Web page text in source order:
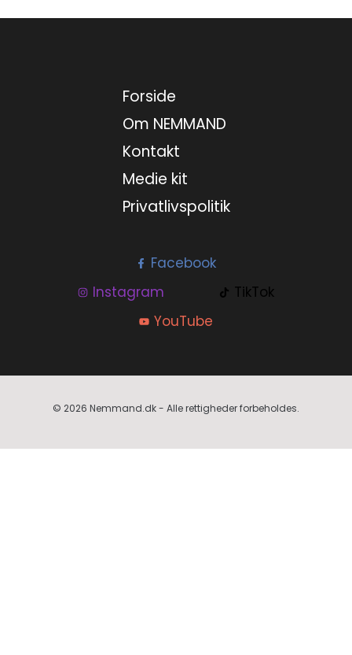
Forside
Om NEMMAND
Kontakt
Medie kit
Privatlivspolitik
Facebook
Instagram
TikTok
YouTube
© 2026 Nemmand.dk - Alle rettigheder forbeholdes.